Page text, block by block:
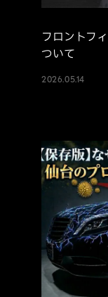
フロントフ
ついて
2026.05.14